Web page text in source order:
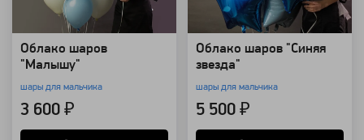
Облако шаров
"Малышу"
шары для мальчика
3 600 ₽
Облако шаров "Синяя
звезда"
шары для мальчика
5 500 ₽